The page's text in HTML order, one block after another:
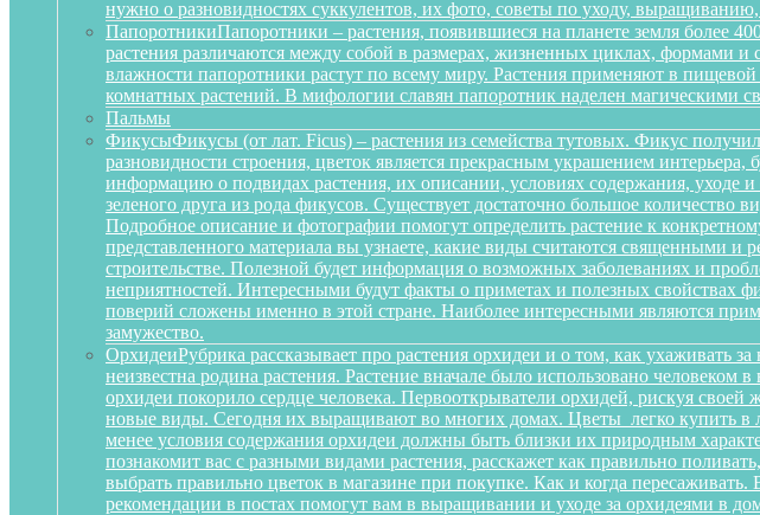
нужно о разновидностях суккулентов, их фото, советы по уходу,
ПапоротникиПапоротники – растения, появившиеся на планете земля более
растения различаются между собой в размерах, жизненных циклах, формами
влажности папоротники растут по всему миру. Растения применяют в
комнатных растений. В мифологии славян папоротник наделен магическими
Пальмы
ФикусыФикусы (от лат. Ficus) – растения из семейства тутовых. Фикус
разновидности строения, цветок является прекрасным украшением
информацию о подвидах растения, их описании, условиях содержания, уходе
зеленого друга из рода фикусов. Существует достаточно большое количество
Подробное описание и фотографии помогут определить растение к
представленного материала вы узнаете, какие виды считаются священными
строительстве. Полезной будет информация о возможных заболеваниях и
неприятностей. Интересными будут факты о приметах и полезных свойствах
поверий сложены именно в этой стране. Наиболее интересными являются
замужество.
ОрхидеиРубрика рассказывает про растения орхидеи и о том, как
неизвестна родина растения. Растение вначале было использовано
орхидеи покорило сердце человека. Первооткрыватели орхидей, рискуя
новые виды. Сегодня их выращивают во многих домах. Цветы легко купить в
менее условия содержания орхидеи должны быть близки их природным
познакомит вас с разными видами растения, расскажет как правильно
выбрать правильно цветок в магазине при покупке. Как и когда
рекомендации в постах помогут вам в выращивании и уходе за орхидеями в